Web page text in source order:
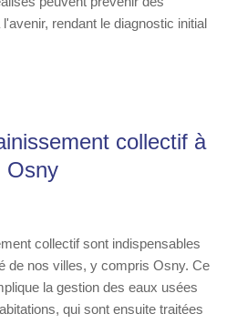
rendant le diagnostic initial
collectif à
Osny
collectif sont indispensables
de nos villes, y compris Osny. Ce
la gestion des eaux usées
qui sont ensuite traitées